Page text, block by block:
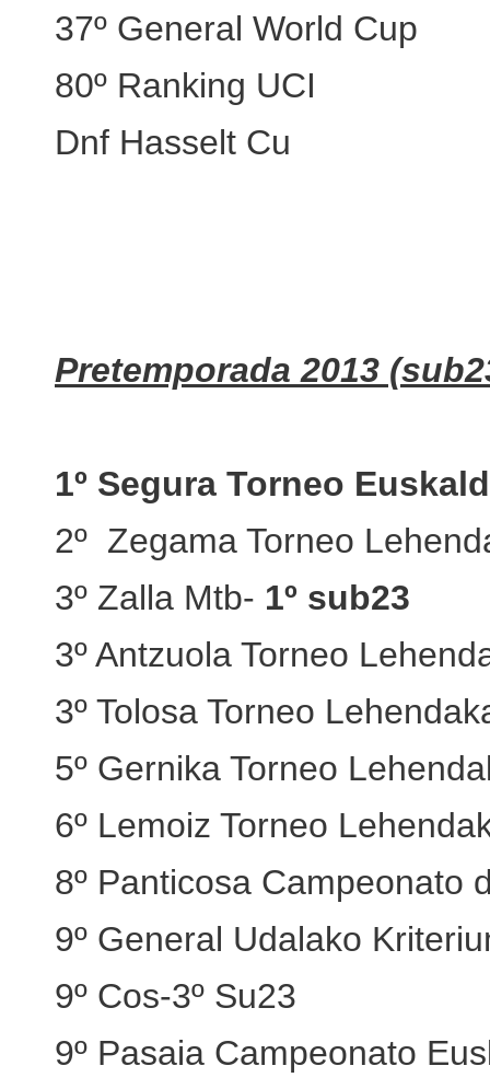
37º General World Cup
80º Ranking UCI
Dnf Hasselt Cu
Pretemporada 2013
1º Segura Torneo
2º Zegama Torneo
3º Zalla Mtb- 1º sub23
3º Antzuola Torneo
3º Tolosa Torneo
5º Gernika Torneo
6º Lemoiz Torneo
8º Panticosa Campeonato
9º General Udalako
9º Cos-3º Su23
9º Pasaia Campeonato